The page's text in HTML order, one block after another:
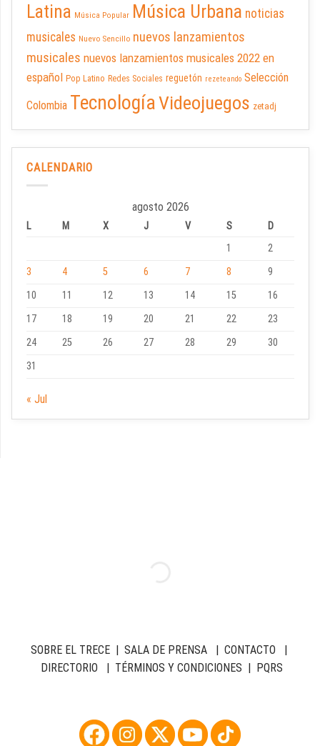
Latina Música Popular Música Urbana noticias
musicales Nuevo Sencillo nuevos lanzamientos
musicales nuevos lanzamientos musicales 2022 en
español Pop Latino Redes Sociales reguetón rezeteando Selección
Colombia TecnologíaVideojuegos zetadj
CALENDARIO
agosto 2026
L M X J V S
D
1
2
3
4 5 6 7 8
9
10
11 12 13 14 15
16
17
18 19 20 21 22
23
24
25 26 27 28 29
30
31
« Jul
SOBRE EL TRECE| SALA DE PRENSA| CONTACTO |
DIRECTORIO | TÉRMINOS Y CONDICIONES | PQRS